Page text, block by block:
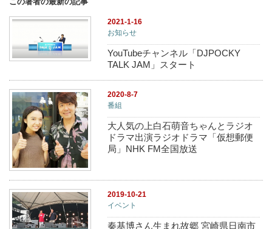
2021-1-16
お知らせ
YouTubeチャンネル「DJPOCKY
TALK JAM」スタート
2020-8-7
番組
大人気の上白石萌音ちゃんとラジオ
ドラマ出演ラジオドラマ「仮想郵便
局」NHK FM全国放送
2019-10-21
イベント
秦基博さん生まれ故郷 宮崎県日南市